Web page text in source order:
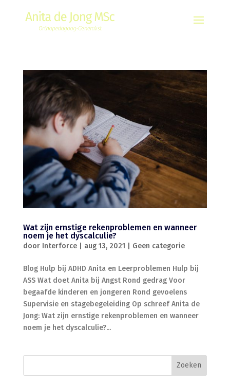
Wat zijn ernstige rekenproblemen en wanneer
noem je het dyscalculie?
door Interforce| aug 13, 2021 Geen categorie
Blog Hulp bij ADHD Anita en Leerproblemen Hulp bij
ASS Wat doet Anita bij Angst Rond gedrag Voor
begaafde kinderen en jongeren Rond gevoelens
Supervisie en stagebegeleiding Op schreef Anita de
Jong: Wat zijn ernstige rekenproblemen en wanneer
noem je het dyscalculie?...